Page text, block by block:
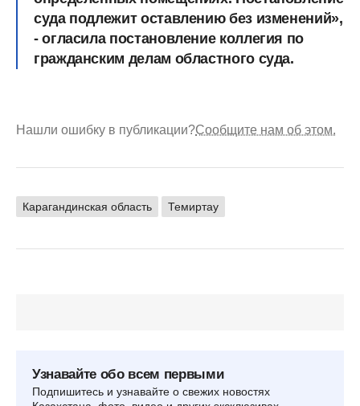
суда подлежит оставлению без изменений»,
- огласила постановление коллегия по
гражданским делам областного суда.
Нашли ошибку в публикации?Сообщите нам об этом.
Карагандинская область Темиртау
Узнавайте обо всем первыми
Подпишитесь и узнавайте о свежих новостях